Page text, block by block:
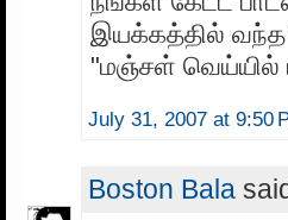
இயக்கத்தில் வந்த
"மஞ்சள் வெய்யில்
July 31, 2007 at 9:50
Boston Bala